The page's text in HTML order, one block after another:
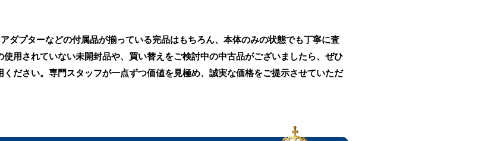
ダプターなどの付属品が揃っている完品はもちろん、本体のみの状態でも丁寧に査
用されていない未開封品や、買い替えをご検討中の中古品がございましたら、ぜひ
ださい。専門スタッフが一点ずつ価値を見極め、誠実な価格をご提示させていただ